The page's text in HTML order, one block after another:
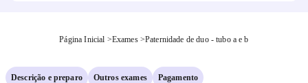
Página Inicial >Exames >Paternidade de duo - tubo a e b
Descrição e preparo Outros exames Pagamento